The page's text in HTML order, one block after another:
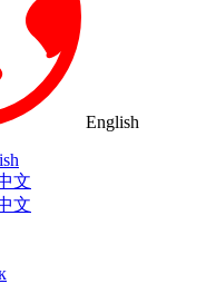
English
文
文